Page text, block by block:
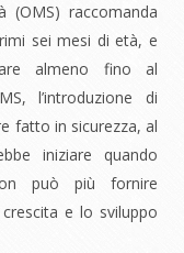
(OMS) raccomanda
sei mesi di età, e
almeno fino al
l’introduzione di
fatto in sicurezza, al
iniziare quando
può più fornire
e lo sviluppo